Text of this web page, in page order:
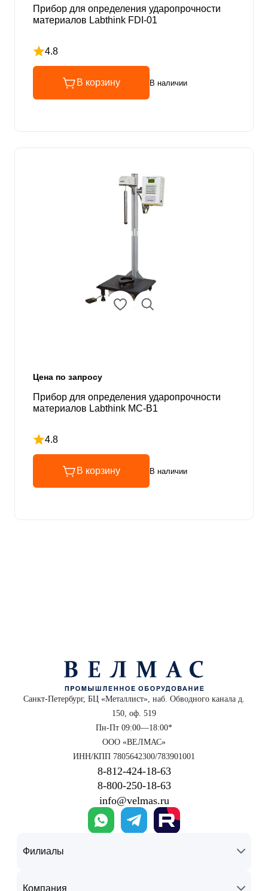
Прибор для определения ударопрочности
материалов Labthink FDI-01
4.8
Рейтинг 4.8 из 5
В корзину В наличии
Цена по запросу
Прибор для определения ударопрочности
материалов Labthink MC-B1
4.8
Рейтинг 4.8 из 5
В корзину В наличии
Санкт-Петербург, БЦ «Металлист», наб. Обводного канала д.
150, оф. 519
Пн-Пт 09:00—18:00*
ООО «ВЕЛМАС»
ИНН/КПП 7805642300/783901001
8‑812‑424‑18‑63
8‑800‑250‑18‑63
info@velmas.ru
Филиалы
Компания